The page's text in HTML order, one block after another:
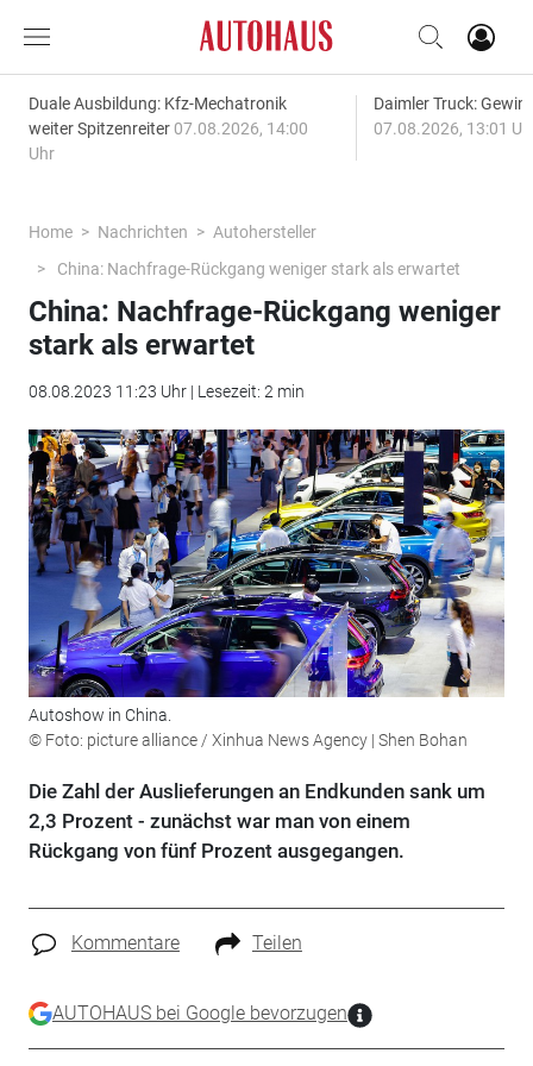
Duale Ausbildung: Kfz-Mechatronik
weiter Spitzenreiter 07.08.2026, 14:00
Uhr
Daimler Truck:
07.08.2026, 13:01
Home Nachrichten
Autohersteller
China: Nachfrage-Rückgang weniger stark als erwartet
China: Nachfrage-Rückgang weniger
stark als erwartet
08.08.2023 11:23 Uhr | Lesezeit: 2 min
Autoshow in China.
© Foto: picture alliance / Xinhua News Agency | Shen Bohan
Die Zahl der Auslieferungen an Endkunden sank um
2,3 Prozent - zunächst war man von einem
Rückgang von fünf Prozent ausgegangen.
Kommentare Teilen
AUTOHAUS bei Google bevorzugen